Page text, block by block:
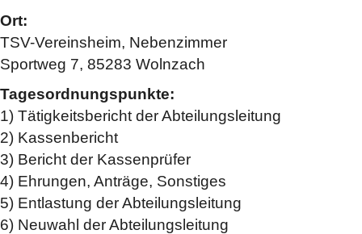
Ort:
TSV-Vereinsheim, Nebenzimmer
Sportweg 7, 85283 Wolnzach
Tagesordnungspunkte:
1) Tätigkeitsbericht der Abteilungsleitung
2) Kassenbericht
3) Bericht der Kassenprüfer
4) Ehrungen, Anträge, Sonstiges
5) Entlastung der Abteilungsleitung
6) Neuwahl der Abteilungsleitung